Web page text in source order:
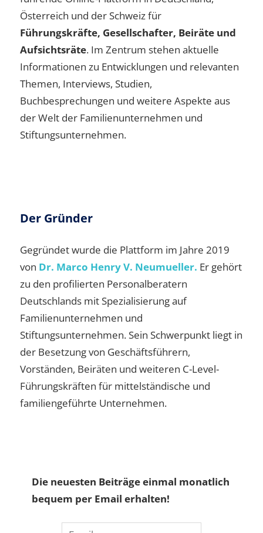
Österreich und der Schweiz für
Führungskräfte, Gesellschafter, Beiräte und
Aufsichtsräte. Im Zentrum stehen aktuelle
Informationen zu Entwicklungen und relevanten
Themen, Interviews, Studien,
Buchbesprechungen und weitere Aspekte aus
der Welt der Familienunternehmen und
Stiftungsunternehmen.
Der Gründer
Gegründet wurde die Plattform im Jahre 2019
von Dr. Marco Henry V. Neumueller. Er gehört
zu den profilierten Personalberatern
Deutschlands mit Spezialisierung auf
Familienunternehmen und
Stiftungsunternehmen. Sein Schwerpunkt liegt in
der Besetzung von Geschäftsführern,
Vorständen, Beiräten und weiteren C-Level-
Führungskräften für mittelständische und
familiengeführte Unternehmen.
Die neuesten Beiträge einmal monatlich
bequem per Email erhalten!